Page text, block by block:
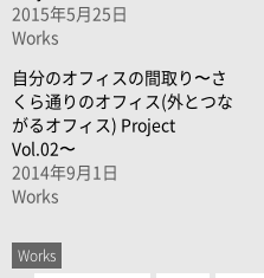
2015年5月25日
Works
自分のオフィスの間取り〜さ
くら通りのオフィス(外とつな
がるオフィス) Project
Vol.02〜
2014年9月1日
Works
Works